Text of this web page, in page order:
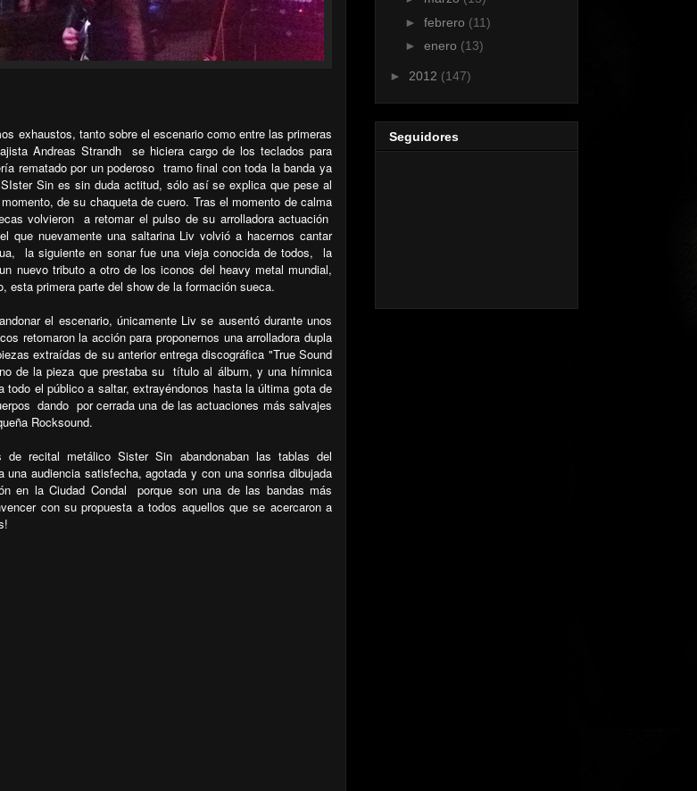
exhaustos, tanto sobre el escenario como entre las primeras
Andreas Strandh
se hiciera cargo de los teclados para
rematado por un poderoso tramo final con toda la banda ya
Sin es sin duda actitud, sólo así se explica que pese al
de su chaqueta de cuero. Tras el momento de calma
volvieron a retomar el pulso de su arrolladora actuación
que nuevamente una saltarina Liv volvió a hacernos cantar
la siguiente en sonar fue una vieja conocida de todos,
la
nuevo tributo a otro de los iconos del heavy metal mundial,
esta primera parte del show de la formación sueca.
el escenario, únicamente Liv se ausentó durante unos
retomaron la acción para proponernos una arrolladora dupla
extraídas de su anterior entrega discográfica "True Sound
de la pieza que prestaba su título al álbum, y una hímnica
todo el público a saltar, extrayéndonos hasta la última gota de
dando por cerrada una de las actuaciones más salvajes
Rocksound.
recital metálico Sister Sin abandonaban las tablas del
una audiencia satisfecha, agotada y con una sonrisa dibujada
en la Ciudad Condal
porque son una de las bandas más
con su propuesta a todos aquellos que se acercaron a
► febrero (11)
► enero (13)
► 2012 (147)
Seguidores